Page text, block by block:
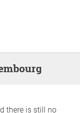
there is still no